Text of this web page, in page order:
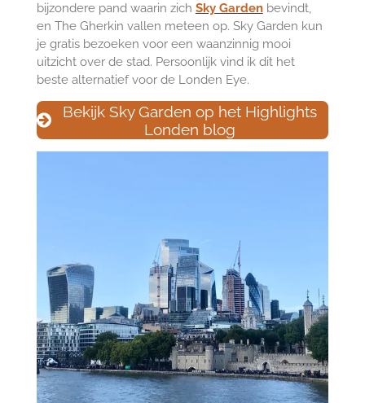
bijzondere pand waarin zich Sky Garden bevindt,
en The Gherkin vallen meteen op. Sky Garden kun
je gratis bezoeken voor een waanzinnig mooi
uitzicht over de stad. Persoonlijk vind ik dit het
beste alternatief voor de Londen Eye.
Bekijk Sky Garden op het Highlights
Londen blog